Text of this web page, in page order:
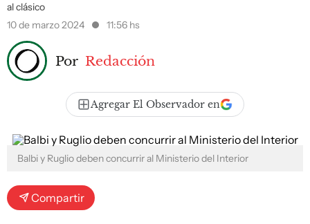
al clásico
10 de marzo 2024
11:56 hs
Por Redacción
Agregar El Observador en
Balbi y Ruglio deben concurrir al Ministerio del Interior
Compartir